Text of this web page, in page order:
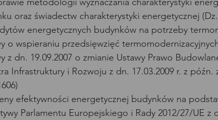
oraz świadectw charakterystyki energetycznej
energetycznych budynków na potrzeby
o wspieraniu przedsięwzięć
z dn. 19.09.2007 o zmianie Ustawy Prawo
Infrastruktury i Rozwoju z dn. 17.03.2009 r. z późn.
efektywności energetycznej budynków na
Parlamentu Europejskiego i Rady 2012/27/UE z